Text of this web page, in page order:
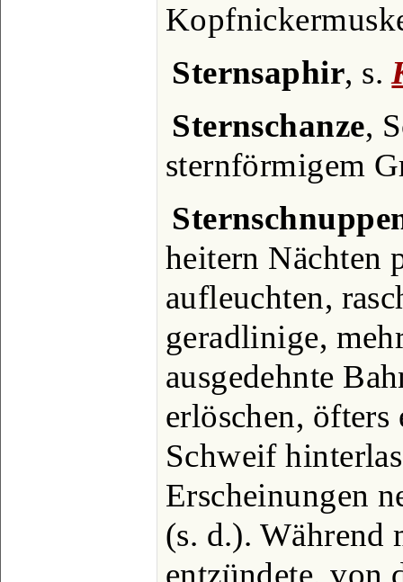
Sternsaphir, s.
Sternschanze,
sternförmigem
heitern Nächten
aufleuchten,
geradlinige,
ausgedehnte
erlöschen, öfters
Schweif
Erscheinungen
(s. d.). Während